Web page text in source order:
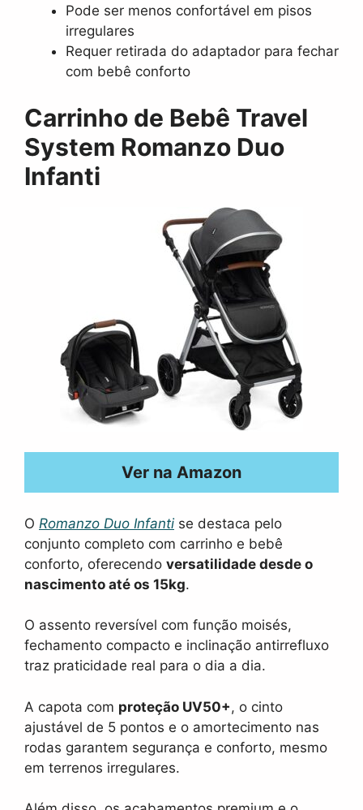
Pode ser menos confortável em pisos
irregulares
Requer retirada do adaptador para fechar
com bebê conforto
Carrinho de Bebê Travel
System Romanzo Duo
Infanti
Ver na Amazon
O Romanzo Duo Infantise destaca pelo
conjunto completo com carrinho e bebê
conforto, oferecendo versatilidade desde o
nascimento até os 15kg.
O assento reversível com função moisés,
fechamento compacto e inclinação antirrefluxo
traz praticidade real para o dia a dia.
A capota com proteção UV50+, o cinto
ajustável de 5 pontos e o amortecimento nas
rodas garantem segurança e conforto, mesmo
em terrenos irregulares.